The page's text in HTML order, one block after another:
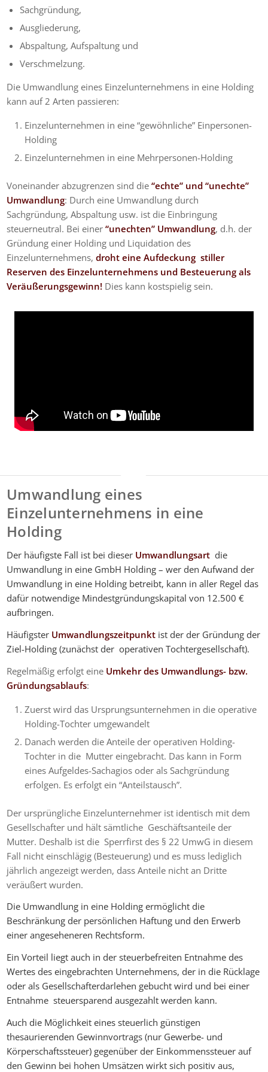
Sachgründung,
Ausgliederung,
Abspaltung, Aufspaltung und
Verschmelzung.
Die Umwandlung eines Einzelunternehmens in eine Holding
kann auf 2 Arten passieren:
Einzelunternehmen in eine “gewöhnliche” Einpersonen-
Holding
Einzelunternehmen in eine Mehrpersonen-Holding
Voneinander abzugrenzen sind die“echte” und “unechte”
Umwandlung: Durch eine Umwandlung durch
Sachgründung, Abspaltung usw. ist die Einbringung
steuerneutral. Bei einer“unechten” Umwandlung, d.h. der
Gründung einer Holding und Liquidation des
Einzelunternehmens,droht eine Aufdeckung stiller
Reserven des Einzelunternehmens und Besteuerung als
Veräußerungsgewinn! Dies kann kostspielig sein.
Umwandlung eines
Einzelunternehmens in eine
Holding
Der häufigste Fall ist bei dieser Umwandlungsart die
Umwandlung in eine GmbH Holding – wer den Aufwand der
Umwandlung in eine Holding betreibt, kann in aller Regel das
dafür notwendige Mindestgründungskapital von 12.500 €
aufbringen.
Häufigster Umwandlungszeitpunkt ist der der Gründung der
Ziel-Holding (zunächst der operativen Tochtergesellschaft).
Regelmäßig erfolgt eine Umkehr des Umwandlungs- bzw.
Gründungsablaufs:
Zuerst wird das Ursprungsunternehmen in die operative
Holding-Tochter umgewandelt
Danach werden die Anteile der operativen Holding-
Tochter in die Mutter eingebracht. Das kann in Form
eines Aufgeldes-Sachagios oder als Sachgründung
erfolgen. Es erfolgt ein “Anteilstausch”.
Der ursprüngliche Einzelunternehmer ist identisch mit dem
Gesellschafter und hält sämtliche Geschäftsanteile der
Mutter. Deshalb ist die Sperrfirst des § 22 UmwG in diesem
Fall nicht einschlägig (Besteuerung) und es muss lediglich
jährlich angezeigt werden, dass Anteile nicht an Dritte
veräußert wurden.
Die Umwandlung in eine Holding ermöglicht die
Beschränkung der persönlichen Haftung und den Erwerb
einer angeseheneren Rechtsform.
Ein Vorteil liegt auch in der steuerbefreiten Entnahme des
Wertes des eingebrachten Unternehmens, der in die Rücklage
oder als Gesellschafterdarlehen gebucht wird und bei einer
Entnahme steuersparend ausgezahlt werden kann.
Auch die Möglichkeit eines steuerlich günstigen
thesaurierenden Gewinnvortrags (nur Gewerbe- und
Körperschaftssteuer) gegenüber der Einkommenssteuer auf
den Gewinn bei hohen Umsätzen wirkt sich positiv aus,